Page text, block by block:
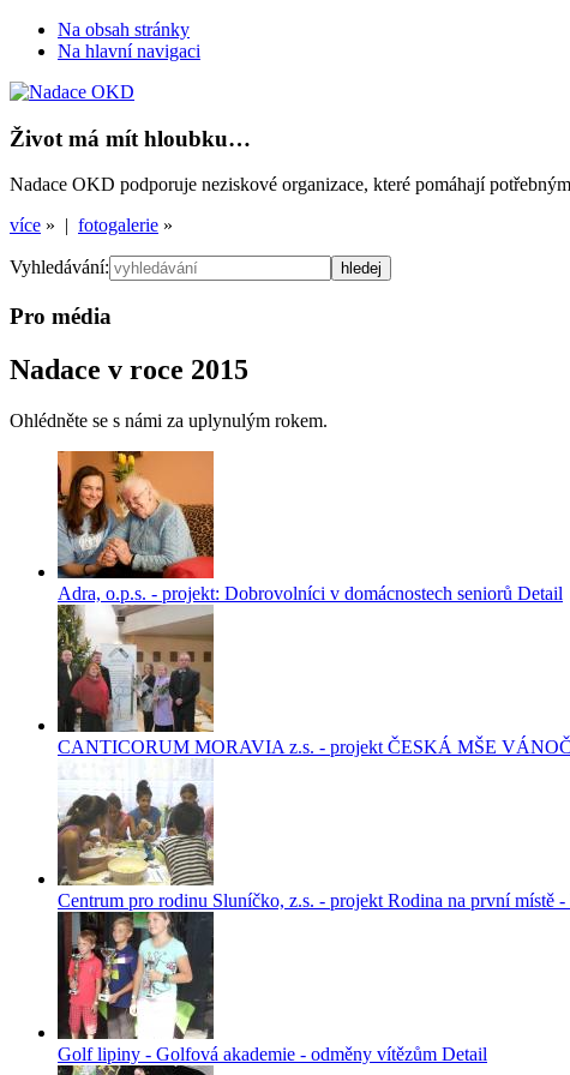
Na obsah stránky
Na hlavní navigaci
Život má mít hloubku…
Nadace OKD podporuje neziskové organizace, které pomáhají
více » | fotogalerie »
Vyhledávání:
Pro média
Nadace v roce 2015
Ohlédněte se s námi za uplynulým rokem.
Adra, o.p.s. - projekt: Dobrovolníci v domácnostech seniorů Detail
CANTICORUM MORAVIA z.s. - projekt ČESKÁ MŠE
Centrum pro rodinu Sluníčko, z.s. - projekt Rodina na první místě
Golf lipiny - Golfová akademie - odměny vítězům Detail